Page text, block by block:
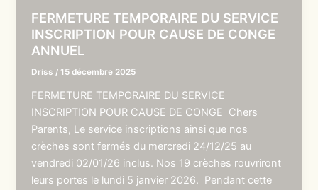
FERMETURE TEMPORAIRE DU SERVICE
INSCRIPTION POUR CAUSE DE CONGE
ANNUEL
Driss /15 décembre 2025
FERMETURE TEMPORAIRE DU SERVICE
INSCRIPTION POUR CAUSE DE CONGE Chers
Parents, Le service inscriptions ainsi que nos
crèches sont fermés du mercredi 24/12/25 au
vendredi 02/01/26 inclus. Nos 19 crèches rouvriront
leurs portes le lundi 5 janvier 2026. Pendant cette